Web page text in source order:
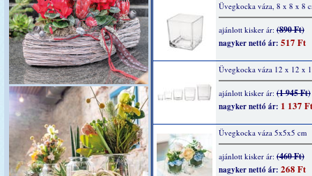
Üvegkocka váza, 8 x 8 x 8
ajánlott kisker ár: (890 Ft)
nagyker nettó ár: 517 Ft
Üvegkocka váza 12 x 12 x
ajánlott kisker ár: (1 945 Ft)
nagyker nettó ár: 1 137 Ft
Üvegkocka váza 5x5x5 cm
ajánlott kisker ár: (460 Ft)
nagyker nettó ár: 268 Ft